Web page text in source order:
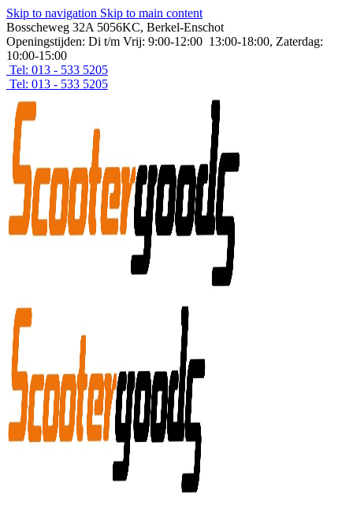
Skip to navigation Skip to main content
Bosscheweg 32A 5056KC, Berkel-Enschot
Openingstijden: Di t/m Vrij: 9:00-12:00 13:00-18:00, Zaterdag:
10:00-15:00
Tel: 013 - 533 5205
Tel: 013 - 533 5205